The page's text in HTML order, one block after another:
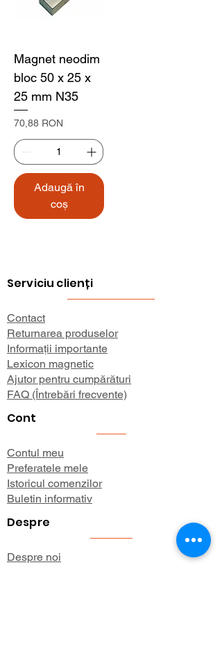
Magnet neodim
bloc 50 x 25 x
25 mm N35
Preț
70,88 RON
Adaugă în
coș
Serviciu clienți
Contact
Returnarea produselor
Informații importante
Lexicon magnetic
Ajutor pentru cumpărături
FAQ (Întrebări frecvente)
Cont
Contul meu
Preferatele mele
Istoricul comenzilor
Buletin informativ
Despre
Despre noi